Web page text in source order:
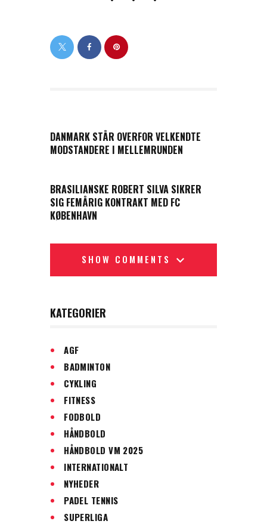
DANMARK STÅR OVERFOR VELKENDTE
MODSTANDERE I MELLEMRUNDEN
BRASILIANSKE ROBERT SILVA SIKRER
SIG FEMÅRIG KONTRAKT MED FC
KØBENHAVN
SHOW COMMENTS
KATEGORIER
AGF
BADMINTON
CYKLING
FITNESS
FODBOLD
HÅNDBOLD
HÅNDBOLD VM 2025
INTERNATIONALT
NYHEDER
PADEL TENNIS
SUPERLIGA